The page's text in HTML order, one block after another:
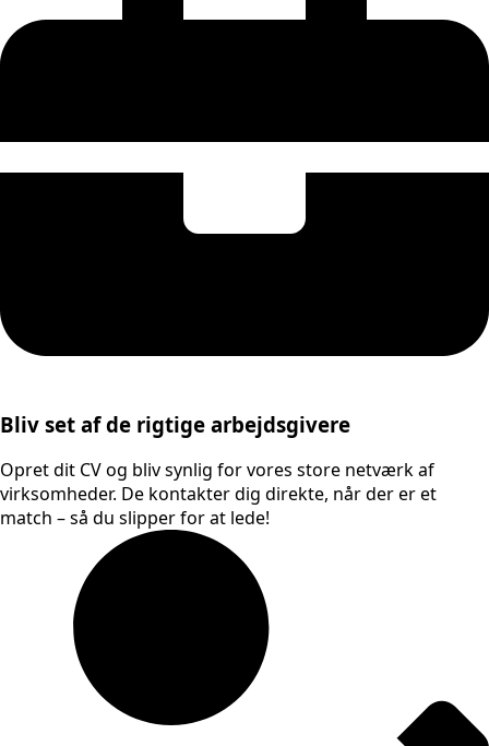
Bliv set af de rigtige arbejdsgivere
Opret dit CV og bliv synlig for vores store netværk af
virksomheder. De kontakter dig direkte, når der er et
match – så du slipper for at lede!